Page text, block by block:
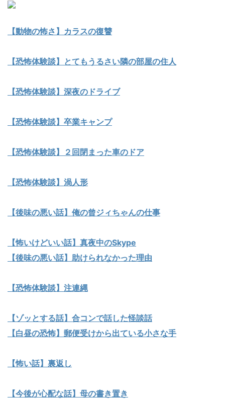
【動物の怖さ】カラスの復讐
【恐怖体験談】とてもうるさい隣の部屋の住人
【恐怖体験談】深夜のドライブ
【恐怖体験談】卒業キャンプ
【恐怖体験談】２回閉まった車のドア
【恐怖体験談】渦人形
【後味の悪い話】俺の曾ジィちゃんの仕事
【怖いけどいい話】真夜中のSkype
【後味の悪い話】助けられなかった理由
【恐怖体験談】注連縄
【ゾッとする話】合コンで話した怪談話
【白昼の恐怖】郵便受けから出ている小さな手
【怖い話】裏返し
【今後が心配な話】母の書き置き